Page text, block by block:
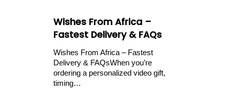
Wishes From Africa –
Fastest Delivery & FAQs
Wishes From Africa – Fastest
Delivery & FAQsWhen you’re
ordering a personalized video gift,
timing…